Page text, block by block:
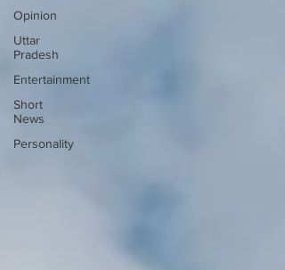
Opinion
Uttar
Pradesh
Entertainment
Short
News
Personality